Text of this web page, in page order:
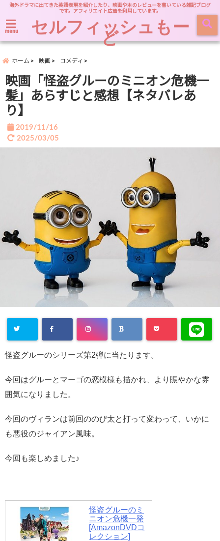
海外ドラマに出てきた英語表現を紹介したり、映画や本のレビューを書いている雑記ブログ
です。アフィリエイト広告を利用しています。
menu セルフィッシュもー
ど
ホーム 映画 コメディ
映画「怪盗グルーのミニオン危機一
髪」あらすじと感想【ネタバレあ
り】
2019/11/16
2025/03/05
怪盗グルーのシリーズ第2弾に当たります。
今回はグルーとマーゴの恋模様も描かれ、より賑やかな雰
囲気になりました。
今回のヴィランは前回ののび太と打って変わって、いかに
も悪役のジャイアン風味。
今回も楽しめました♪
怪盗グルーのミ
ニオン危機一発
[AmazonDVDコ
レクション]